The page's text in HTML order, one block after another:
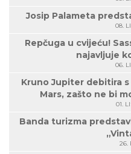
Josip Palameta
08.
Repčuga u cvijeću!
najavljuje
06.
Kruno Jupiter debitira
Mars, zašto ne bi
01.
Banda turizma
26.